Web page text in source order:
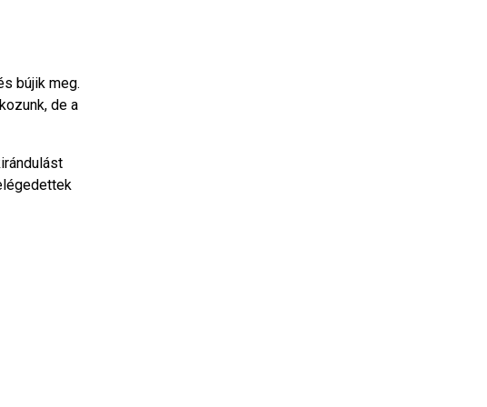
bújik meg.
de a